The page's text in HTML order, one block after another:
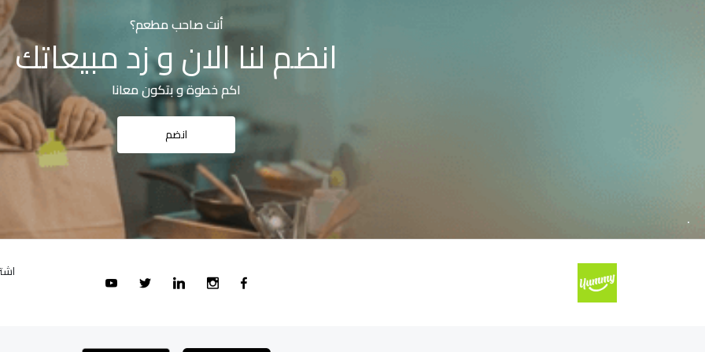
أنت صاحب مطعم؟
انضم لنا الان و زد مبيعاتك
اكم خطوة و بتكون معانا
انضم